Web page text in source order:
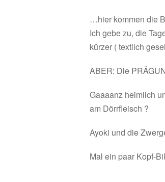
…hier kommen die
Ich gebe zu, die
kürzer ( textlich
ABER: Die
Gaaaanz heimlich
am Dörrfleisch ?
Ayoki und die
Mal ein paar Kopf-